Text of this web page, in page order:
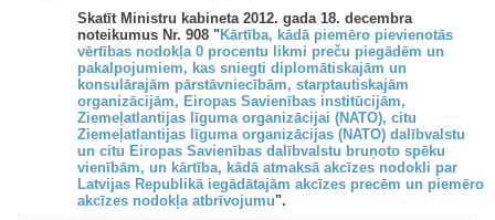
Skatīt Ministru kabineta 2012. gada 18. decembra
noteikumus Nr. 908 "Kārtība, kādā piemēro pievienotās
vērtības nodokļa 0 procentu likmi preču piegādēm un
pakalpojumiem, kas sniegti diplomātiskajām un
konsulārajām pārstāvniecībām, starptautiskajām
organizācijām, Eiropas Savienības institūcijām,
Ziemeļatlantijas līguma organizācijai (NATO), citu
Ziemeļatlantijas līguma organizācijas (NATO) dalībvalstu
un citu Eiropas Savienības dalībvalstu bruņoto spēku
vienībām, un kārtība, kādā atmaksā akcīzes nodokli par
Latvijas Republikā iegādātajām akcīzes precēm un piemēro
akcīzes nodokļa atbrīvojumu".